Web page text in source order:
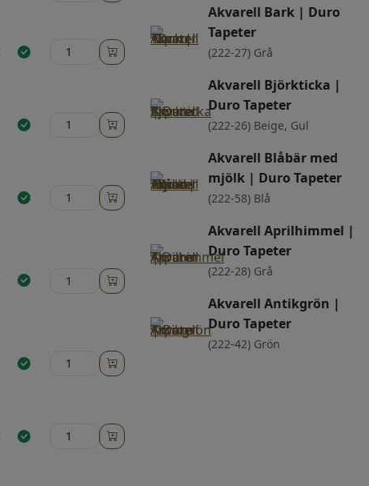
Akvarell Bark | Duro
Tapeter
(222-27) Grå
Akvarell Björkticka |
Duro Tapeter
(222-26) Beige, Gul
Akvarell Blåbär med
mjölk | Duro Tapeter
(222-58) Blå
Akvarell Aprilhimmel |
Duro Tapeter
(222-28) Grå
Akvarell Antikgrön |
Duro Tapeter
(222-42) Grön